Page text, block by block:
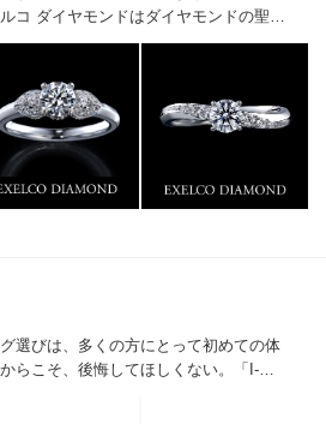
コ ダイヤモンドはダイヤモンドの聖地
年以上の歴史がある真のカッターズ
のデザインや品質にもこだわっていま
物の輝きを一生身に着けていただきた
ジン・ダイヤモンド」「ハードプラチ
にこだわっています。
選びは、多くの方にとって初めての体
らこそ、後悔してほしくない。「I-